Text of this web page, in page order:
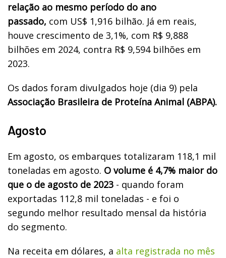
relação ao mesmo período do ano
passado, com US$ 1,916 bilhão. Já em reais,
houve crescimento de 3,1%, com R$ 9,888
bilhões em 2024, contra R$ 9,594 bilhões em
2023.
Os dados foram divulgados hoje (dia 9) pela
Associação Brasileira de Proteína Animal (ABPA).
Agosto
Em agosto, os embarques totalizaram 118,1 mil
toneladas em agosto. O volume é 4,7% maior do
que o de agosto de 2023 - quando foram
exportadas 112,8 mil toneladas - e foi o
segundo melhor resultado mensal da história
do segmento.
Na receita em dólares, a alta registrada no mês